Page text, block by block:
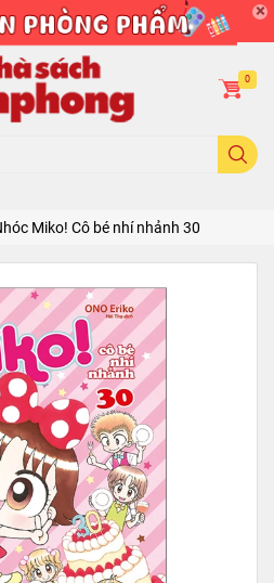
0
Miko! Cô bé nhí nhảnh 30